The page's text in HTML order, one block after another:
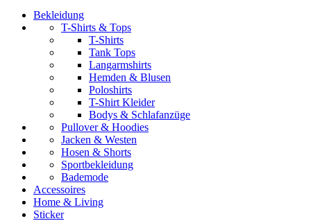
Bekleidung
T-Shirts & Tops
T-Shirts
Tank Tops
Langarmshirts
Hemden & Blusen
Poloshirts
T-Shirt Kleider
Bodys & Schlafanzüge
Pullover & Hoodies
Jacken & Westen
Hosen & Shorts
Sportbekleidung
Bademode
Accessoires
Home & Living
Sticker